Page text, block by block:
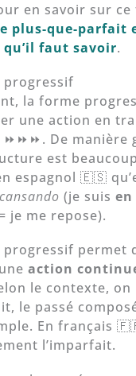
en savoir sur ce
plus-que-parfait
faut savoir.
progressif
la forme
une action en
De manière
est
espagnol 🇪🇸
(je suis
je me repose).
progressif permet
action
le contexte,
le passé
En français
l’imparfait.